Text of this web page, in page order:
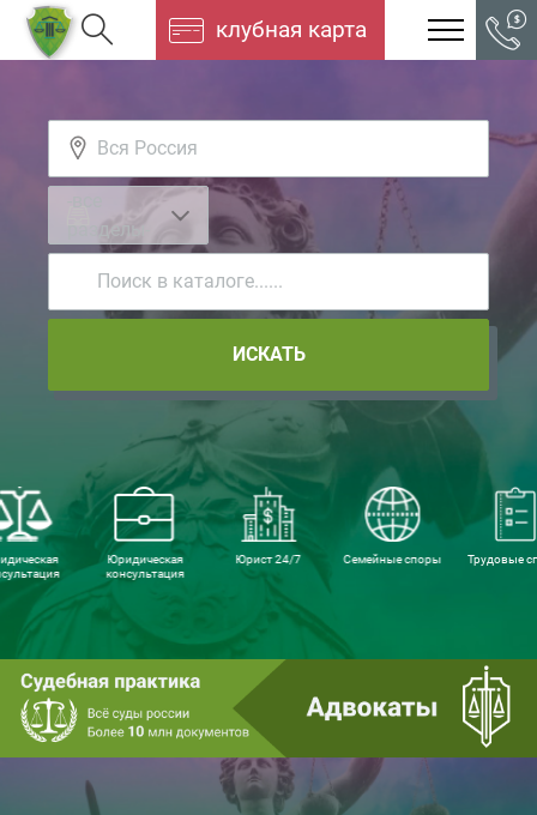
клубная карта
ИСКАТЬ
Юридическая
консультация
Юрист 24/7 Семейные споры Трудовые